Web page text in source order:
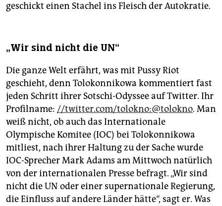
geschickt einen Stachel ins Fleisch der Autokratie.
„Wir sind nicht die UN“
Die ganze Welt erfährt, was mit Pussy Riot
geschieht, denn Tolokonnikowa kommentiert fast
jeden Schritt ihrer Sotschi-Odyssee auf Twitter. Ihr
Profilname: //twitter.com/tolokno:@tolokno. Man
weiß nicht, ob auch das Internationale
Olympische Komitee (IOC) bei Tolokonnikowa
mitliest, nach ihrer Haltung zu der Sache wurde
IOC-Sprecher Mark Adams am Mittwoch natürlich
von der internationalen Presse befragt. „Wir sind
nicht die UN oder einer supernationale Regierung,
die Einfluss auf andere Länder hätte“, sagt er. Was